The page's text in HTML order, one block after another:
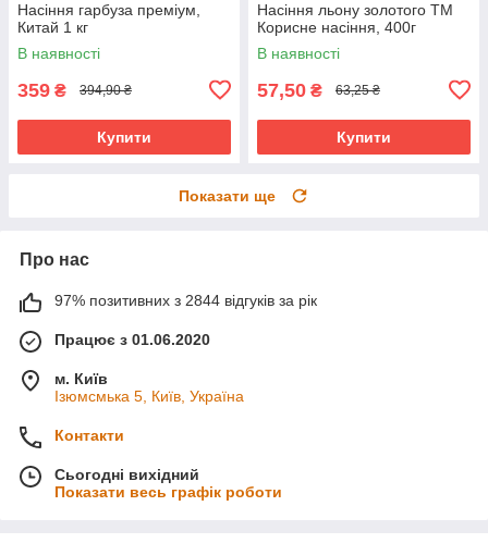
Насіння гарбуза преміум,
Китай 1 кг
В наявності
359 ₴ 394,90 ₴
Купити
Насіння льону золотого ТМ
Корисне насіння, 400г
В наявності
57,50 ₴ 63,25 ₴
Купити
Показати ще
Про нас
97% позитивних з 2844 відгуків за рік
Працює з 01.06.2020
м. Київ
Ізюмсмька 5, Київ, Україна
Контакти
Сьогодні вихідний
Показати весь графік роботи